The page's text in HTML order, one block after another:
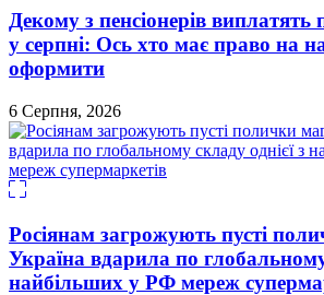
Декому з пенсіонерів виплатять
у серпні: Ось хто має право на
оформити
6 Серпня, 2026
Росіянам загрожують пусті
Україна вдарила по глобальному
найбільших у РФ мереж